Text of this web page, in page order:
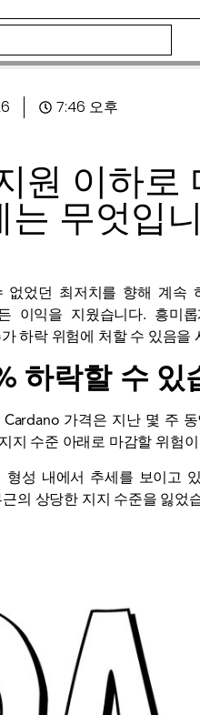
7:46 오후
원 이하로
무엇입
었던 최저치를 향해 계속
이익을 지웠습니다. 흥미
하락 위험에 처할 수 있음을
하락할 수 있
Cardano 가격은 지난 몇 주
지 수준 아래로 마감할 위험
성 내에서 추세를 보이고
의 상당한 지지 수준을 잃었